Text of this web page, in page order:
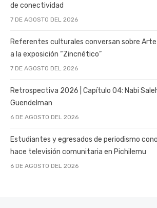
de conectividad
7 DE AGOSTO DEL 2026
Referentes culturales conversan sobre
a la exposición “Zincnético”
7 DE AGOSTO DEL 2026
Retrospectiva 2026 | Capítulo 04: Nabi
Guendelman
6 DE AGOSTO DEL 2026
Estudiantes y egresados de periodismo
hace televisión comunitaria en Pichilemu
6 DE AGOSTO DEL 2026